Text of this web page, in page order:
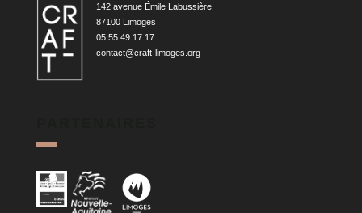
142 avenue Émile Labussière
87100 Limoges
05 55 49 17 17
contact@craft-limoges.org